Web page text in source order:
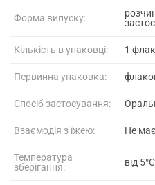
Форма випуску:
Кількість в упаковці: 1
Первинна упаковка:
Спосіб застосування:
Взаємодія з їжею: Не
Температура
зберігання:
від